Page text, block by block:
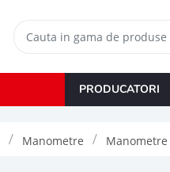
PRODUCATORI
Manometre